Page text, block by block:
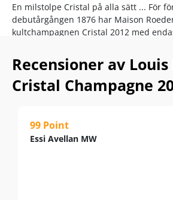
En milstolpe Cristal på alla sätt ... För
debutårgången 1876 har Maison
kultchampagnen Cristal 2012 med
Prestige Cuvéen är baserad på 60%
utvalda från Grand Cru-klassificerade
Reims, Vallée de la Marne och Côte des
behåller årgångschampagnen ett
oerhört elegant uttryck, vilket beror på
Recensioner av
Cristal Champagne
99 Point
Essi Avellan MW